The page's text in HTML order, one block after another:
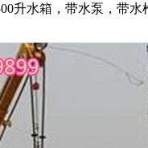
升水箱，带水泵，带